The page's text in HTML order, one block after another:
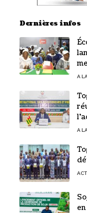
Dernières infos
A
A